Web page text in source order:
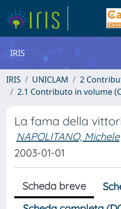
IRIS
IRIS UNICLAM
2
2.1 Contributo in volume
La fama della
NAPOLITANO, Michele
2003-01-01
Scheda breve